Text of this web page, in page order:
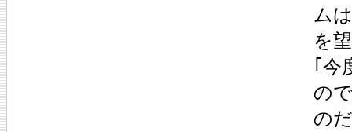
ム
を
｢今
の
の